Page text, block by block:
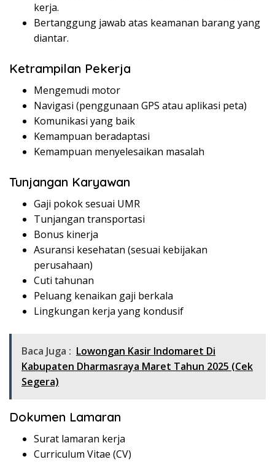
kerja.
Bertanggung jawab atas keamanan barang yang
diantar.
Ketrampilan Pekerja
Mengemudi motor
Navigasi (penggunaan GPS atau aplikasi peta)
Komunikasi yang baik
Kemampuan beradaptasi
Kemampuan menyelesaikan masalah
Tunjangan Karyawan
Gaji pokok sesuai UMR
Tunjangan transportasi
Bonus kinerja
Asuransi kesehatan (sesuai kebijakan
perusahaan)
Cuti tahunan
Peluang kenaikan gaji berkala
Lingkungan kerja yang kondusif
Baca Juga : Lowongan Kasir Indomaret Di
Kabupaten Dharmasraya Maret Tahun 2025 (Cek
Segera)
Dokumen Lamaran
Surat lamaran kerja
Curriculum Vitae (CV)